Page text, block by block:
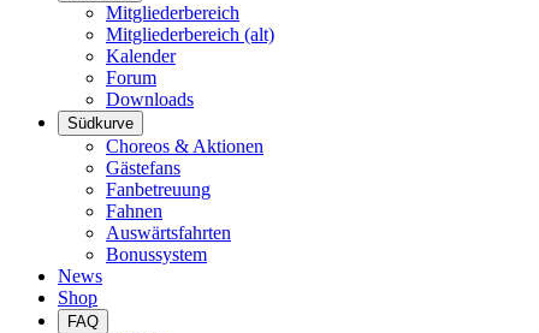
Mitgliederbereich
Mitgliederbereich (alt)
Kalender
Forum
Downloads
Südkurve
Choreos & Aktionen
Gästefans
Fanbetreuung
Fahnen
Auswärtsfahrten
Bonussystem
News
Shop
FAQ